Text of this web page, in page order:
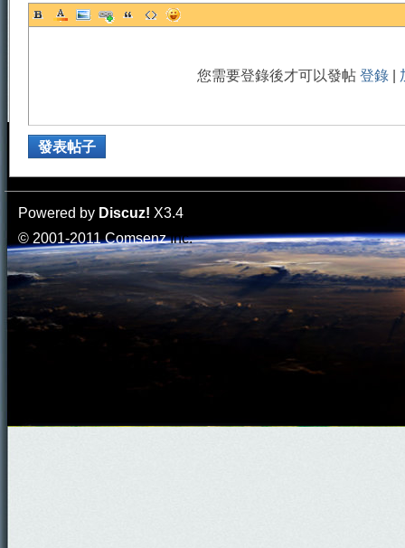
門
您需要登錄後才可以發帖 登錄
發表帖子
Powered by Discuz! X3.4
© 2001-2011ComsenzInc.